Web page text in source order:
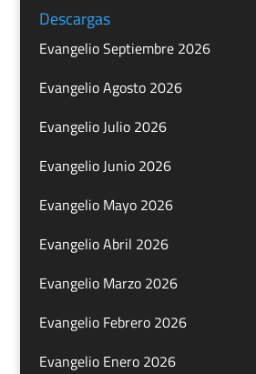
Descargas
Evangelio Septiembre 2026
Evangelio Agosto 2026
Evangelio Julio 2026
Evangelio Junio 2026
Evangelio Mayo 2026
Evangelio Abril 2026
Evangelio Marzo 2026
Evangelio Febrero 2026
Evangelio Enero 2026